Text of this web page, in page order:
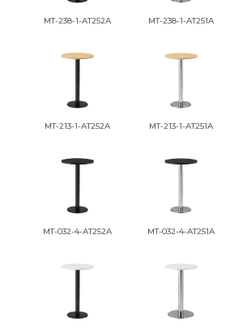
MT-238-1-AT252A MT-238-1-AT251A
MT-213-1-AT252A MT-213-1-AT251A
MT-032-4-AT252A MT-032-4-AT251A